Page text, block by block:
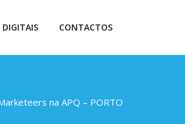
DIGITAIS CONTACTOS
na APQ – PORTO